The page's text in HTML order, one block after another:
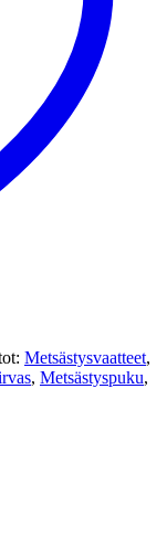
Metsästysvaatteet,
, Metsästyspuku,